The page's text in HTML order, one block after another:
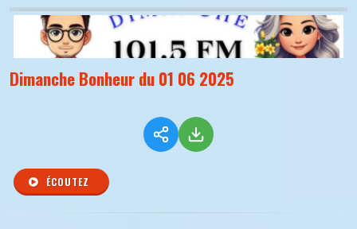
Dimanche Bonheur du 01 06 2025
ÉCOUTEZ